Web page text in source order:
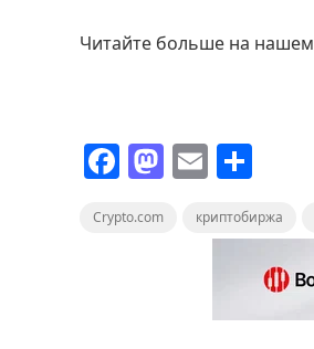
Читайте больше на нашем
F
c
M E
ai п
р
а
Crypto.com криптобиржа